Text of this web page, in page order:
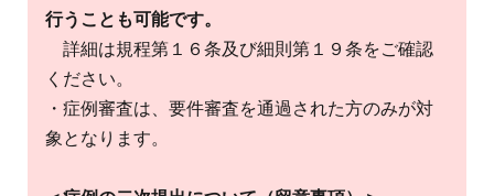
行うことも可能です。
詳細は規程第１６条及び細則第１９条をご確認
ください。
・症例審査は、要件審査を通過された方のみが対
象となります。